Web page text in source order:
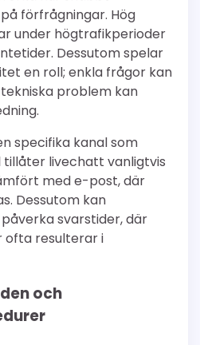
förfrågningar. Hög
under högtrafikperioder
Dessutom spelar
en roll; enkla frågor kan
problem kan
specifika kanal som
tillåter livechatt vanligtvis
med e-post, där
Dessutom kan
svarstider, där
ofta resulterar i
och